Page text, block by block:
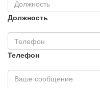
Должность
Телефон